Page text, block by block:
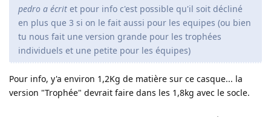
pedro a écrit et pour info c'est possible qu'il soit décliné
en plus que 3 si on le fait aussi pour les equipes (ou bien
tu nous fait une version grande pour les trophées
individuels et une petite pour les équipes)
Pour info, y'a environ 1,2Kg de matière sur ce casque... la
version "Trophée" devrait faire dans les 1,8kg avec le socle.